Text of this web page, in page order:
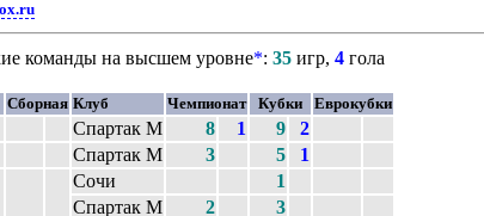
команды на высшем уровне*: 35 игр, 4 гола
Сборная Клуб Чемпионат Кубки Еврокубки
Спартак М 8 1 9
2
Спартак М 3 5
1
Сочи
1
Спартак М
2
3